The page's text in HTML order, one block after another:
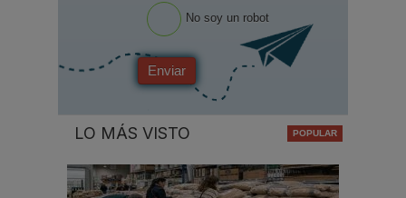
No soy un robot
Enviar
LO MÁS VISTO